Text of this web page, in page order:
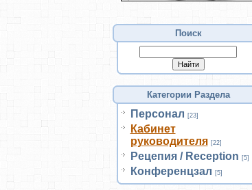
Поиск
Категории Раздела
Персонал [23]
Кабинет
руководителя [22]
Рецепия / Reception [5]
Конференцзал [5]